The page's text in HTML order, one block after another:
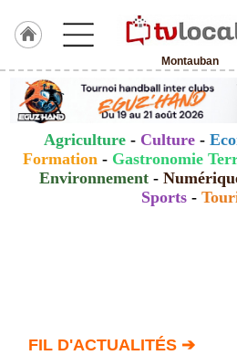
Montauban
J'adhère
Hulcoq
ACCUEIL
Montauban
Agenda
Agriculture- Culture -
Formation - Gastronomie
Environnement-
Sports -
FIL D'ACTUALITÉS ➔